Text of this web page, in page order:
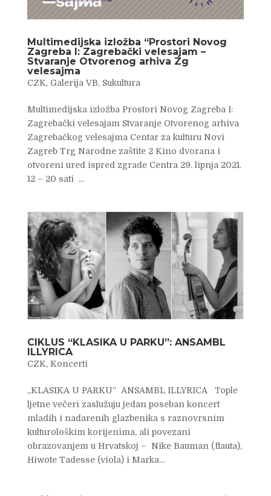
Multimedijska izložba “Prostori Novog
Zagreba I: Zagrebački velesajam –
Stvaranje Otvorenog arhiva Zg
velesajma
CZK, Galerija VB, Sukultura
Multimedijska izložba Prostori Novog Zagreba I:
Zagrebački velesajam Stvaranje Otvorenog arhiva
Zagrebačkog velesajma Centar za kulturu Novi
Zagreb Trg Narodne zaštite 2 Kino dvorana i
otvoreni ured ispred zgrade Centra 29. lipnja 2021.
12 – 20 sati ...
CIKLUS “KLASIKA U PARKU”: ANSAMBL
ILLYRICA
CZK, Koncerti
„KLASIKA U PARKU“ ANSAMBL ILLYRICA Tople
ljetne večeri zaslužuju jedan poseban koncert
mladih i nadarenih glazbenika s raznovrsnim
kulturološkim korijenima, ali povezani
obrazovanjem u Hrvatskoj – Nike Bauman (flauta),
Hiwote Tadesse (viola) i Marka...